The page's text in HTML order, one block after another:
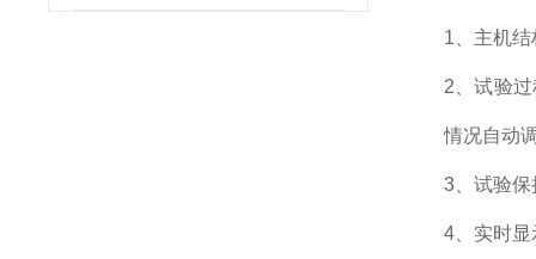
1 、主机
2 、试验
情况自动
3 、试验
4 、实时